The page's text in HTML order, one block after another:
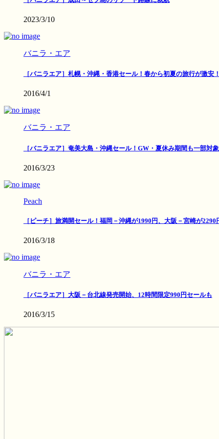
2023/3/10
バニラ・エア
［バニラエア］札幌・沖縄・香港セール！春から初夏の旅行が激安
2016/4/1
バニラ・エア
［バニラエア］奄美大島・沖縄セール！GW・夏休み期間も一部対象
2016/3/23
Peach
［ピーチ］旅満開セール！福岡－沖縄が1990円、大阪－宮崎が2290
2016/3/18
バニラ・エア
［バニラエア］大阪－台北線発売開始、12時間限定990円セールも
2016/3/15